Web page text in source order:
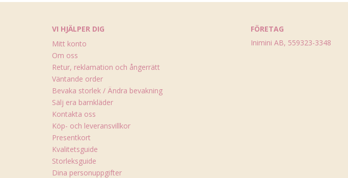
VI HJÄLPER DIG
Mitt konto
Om oss
Retur, reklamation och ångerrätt
Väntande order
Bevaka storlek / Ändra bevakning
Sälj era barnkläder
Kontakta oss
Köp- och leveransvillkor
Presentkort
Kvalitetsguide
Storleksguide
Dina personuppgifter
FÖRETAG
Inimini AB, 559323-3348